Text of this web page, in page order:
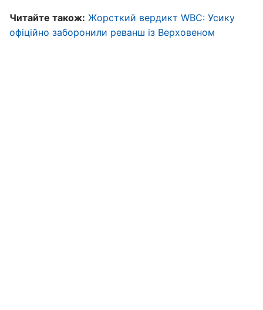
Читайте також: Жорсткий вердикт WBC: Усику
офіційно заборонили реванш із Верховеном